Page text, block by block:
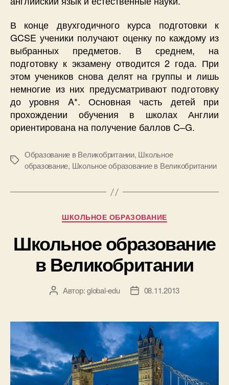
В конце двухгодичного курса подготовки к
GCSE ученики получают оценку по каждому из
выбранных предметов. В среднем, на
подготовку к экзамену отводится 2 года. При
этом учеников снова делят на группы и лишь
немногие из них предусматривают подготовку
до уровня A*. Основная часть детей при
прохождении обучения в школах Англии
ориентирована на получение баллов C–G.
Метки
Образование в Великобритании, Школьное
образование, Школьное образование в Великобритании
Рубрики
ШКОЛЬНОЕ ОБРАЗОВАНИЕ
Школьное образование
в Великобритании
АвторАвтор:global-edu
Дата08.11.2013